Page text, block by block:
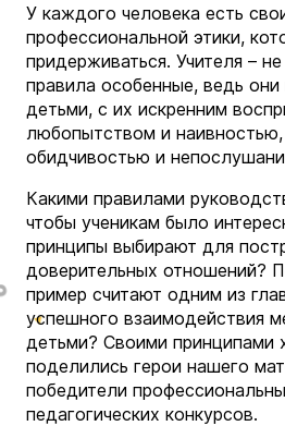
У каждого человека есть
профессиональной этики,
придерживаться. Учителя –
правила особенные, ведь
детьми, с их искренним
любопытством и
обидчивостью и
Какими правилами
чтобы ученикам было
принципы выбирают для
доверительных отношений?
пример считают одним из
успешного взаимодействия
детьми? Своими принципами
поделились герои нашего
победители
педагогических конкурсов.